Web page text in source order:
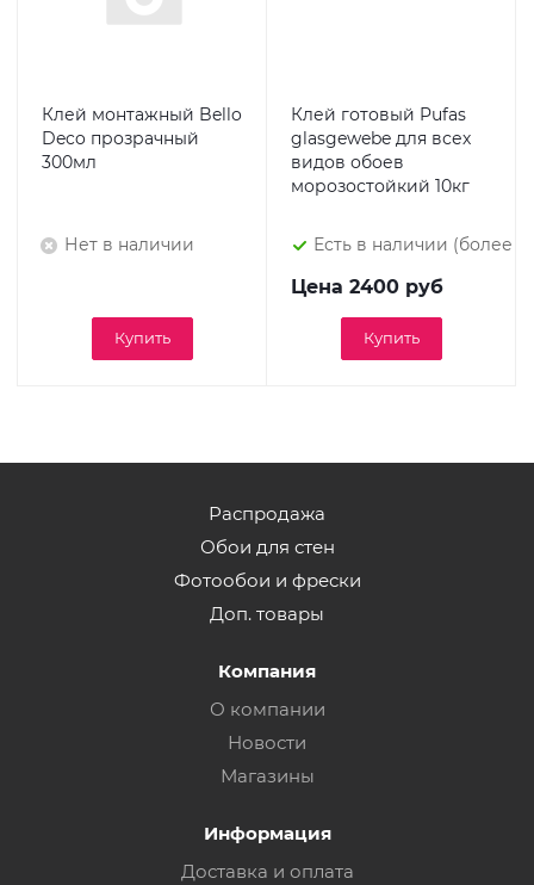
Клей монтажный Bello
Deco прозрачный
300мл
Нет в наличии
Купить
Клей готовый Pufas
glasgewebe для всех
видов обоев
морозостойкий 10кг
Есть в наличии (более 9)
Цена 2400 руб
Купить
Распродажа
Обои для стен
Фотообои и фрески
Доп. товары
Компания
О компании
Новости
Магазины
Информация
Доставка и оплата